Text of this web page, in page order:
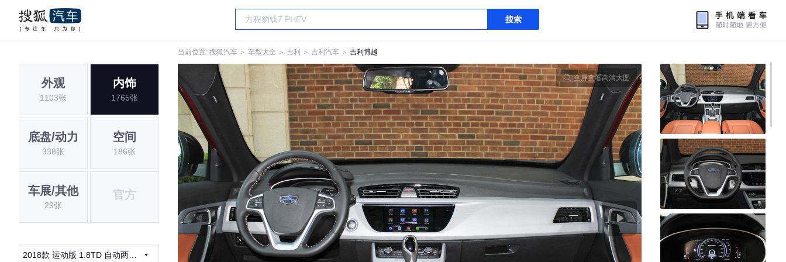
搜索
当前位置: 搜狐汽车 ＞ 车型大全 ＞ 吉利 ＞ 吉利汽车 ＞ 吉利博越
外观
1103张
内饰
1765张
底盘/动力
338张
空间
186张
车展/其他
29张
官方
2018款 运动版 1.8TD 自动两驱
全屏查看高清大图